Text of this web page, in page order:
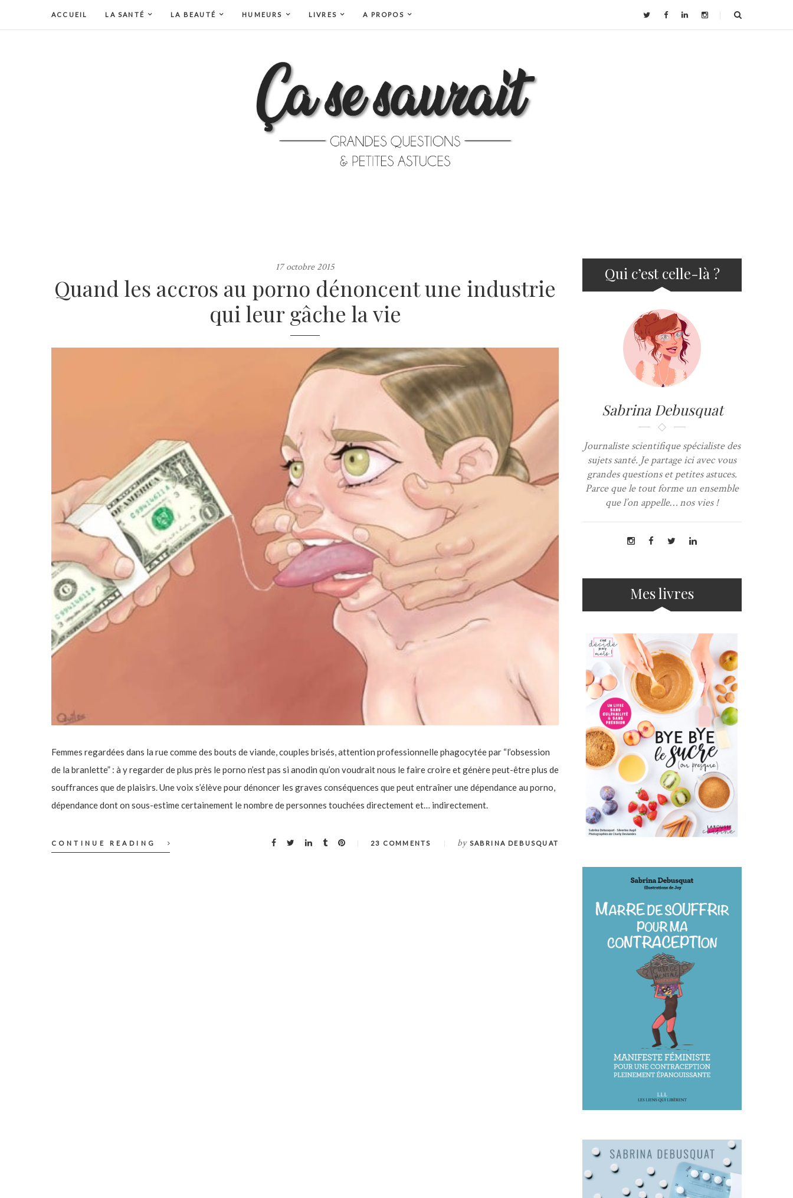
ACCUEIL LA SANTÉ LA BEAUTÉ HUMEURS LIVRES A PROPOS
17 octobre 2015
Quand les accros au porno dénoncent une industrie
qui leur gâche la vie
Femmes regardées dans la rue comme des bouts de viande, couples brisés, attention professionnelle phagocytée par “l’obsession
de la branlette” : à y regarder de plus près le porno n’est pas si anodin qu’on voudrait nous le faire croire et génère peut-être plus de
souffrances que de plaisirs. Une voix s’élève pour dénoncer les graves conséquences que peut entraîner une dépendance au porno,
dépendance dont on sous-estime certainement le nombre de personnes touchées directement et… indirectement.
CONTINUE READING 23 COMMENTS by SABRINA DEBUSQUAT
Qui c’est celle-là ?
Sabrina Debusquat
Journaliste scientifique spécialiste des
sujets santé. Je partage ici avec vous
grandes questions et petites astuces.
Parce que le tout forme un ensemble
que l’on appelle… nos vies !
Mes livres